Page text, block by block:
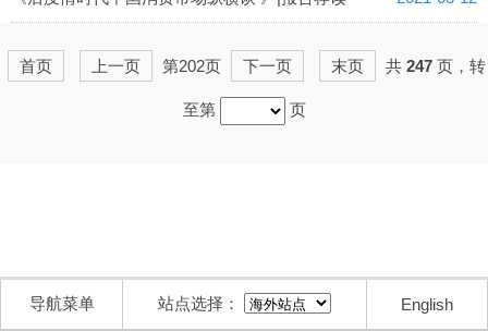
首页 上一页 第202页 下一页 末页 共 247 页，转
至第 页
导航菜单 站点选择： English